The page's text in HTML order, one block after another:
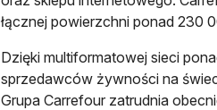
łącznej powierzchni ponad 230
Dzięki multiformatowej sieci
sprzedawców żywności na
Grupa Carrefour zatrudnia